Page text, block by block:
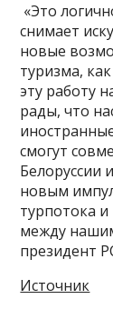
«Это
снимает
новые
туризма,
эту работу
рады, что
смогут
Белоруссии
новым
турпотока
между
президент
Источник